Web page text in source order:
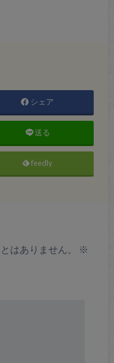
シェア
送る
feedly
はありません。
※